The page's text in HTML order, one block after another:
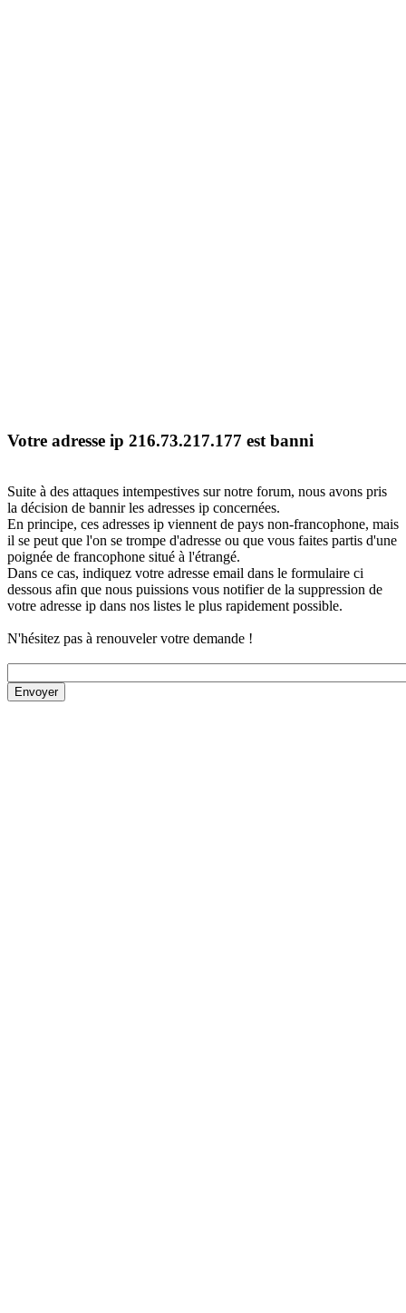
Votre adresse ip 216.73.217.177 est banni
Suite à des attaques intempestives sur notre forum, nous avons pris
la décision de bannir les adresses ip concernées.
En principe, ces adresses ip viennent de pays non-francophone, mais
il se peut que l'on se trompe d'adresse ou que vous faites partis d'une
poignée de francophone situé à l'étrangé.
Dans ce cas, indiquez votre adresse email dans le formulaire ci
dessous afin que nous puissions vous notifier de la suppression de
votre adresse ip dans nos listes le plus rapidement possible.
N'hésitez pas à renouveler votre demande !